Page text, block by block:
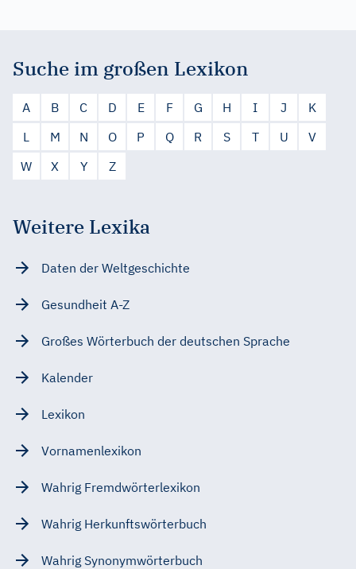
Suche im großen Lexikon
A B C D E F G H I J
K
L
M N O P Q R S T U
V
W
X Y Z
Weitere Lexika
Daten der Weltgeschichte
Gesundheit A-Z
Großes Wörterbuch der deutschen Sprache
Kalender
Lexikon
Vornamenlexikon
Wahrig Fremdwörterlexikon
Wahrig Herkunftswörterbuch
Wahrig Synonymwörterbuch